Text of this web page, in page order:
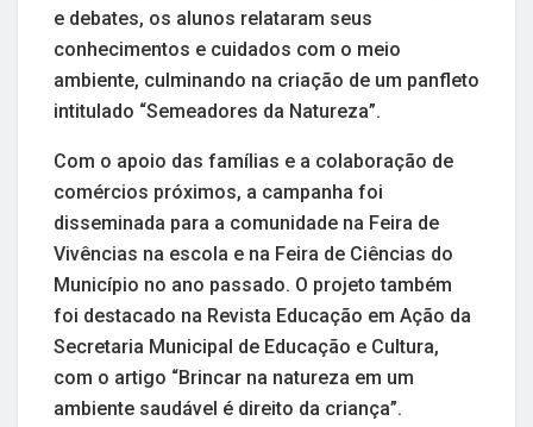
e debates, os alunos relataram seus
conhecimentos e cuidados com o meio
ambiente, culminando na criação de um panfleto
intitulado “Semeadores da Natureza”.
Com o apoio das famílias e a colaboração de
comércios próximos, a campanha foi
disseminada para a comunidade na Feira de
Vivências na escola e na Feira de Ciências do
Município no ano passado. O projeto também
foi destacado na Revista Educação em Ação da
Secretaria Municipal de Educação e Cultura,
com o artigo “Brincar na natureza em um
ambiente saudável é direito da criança”.